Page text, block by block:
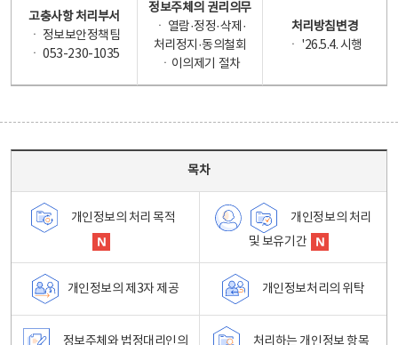
고충사항 처리부서
ㆍ 정보보안정책팀
ㆍ 053-230-1035
정보주체의 권리의무
ㆍ 열람·정정·삭제·
처리정지·동의철회
ㆍ이의제기 절차
처리방침변경
ㆍ '26.5.4. 시행
목차
개인정보의 처리 목적
개인정보의 처리
및 보유기간
개인정보의 제3자 제공 개인정보처리의 위탁
정보주체와 법정대리인의
처리하는 개인정보 항목